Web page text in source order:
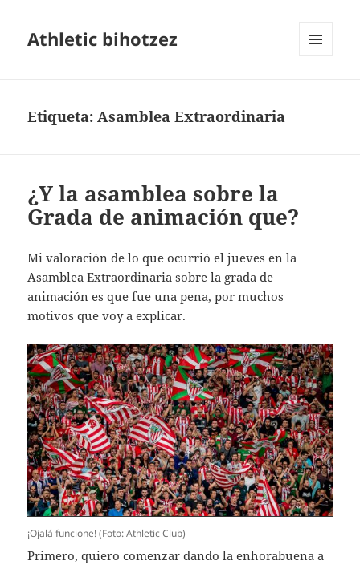
Athletic bihotzez
Etiqueta:Asamblea Extraordinaria
¿Y la asamblea sobre la
Grada de animación que?
Mi valoración de lo que ocurrió el jueves en la
Asamblea Extraordinaria sobre la grada de
animación es que fue una pena, por muchos
motivos que voy a explicar.
¡Ojalá funcione! (Foto: Athletic Club)
Primero, quiero comenzar dando la enhorabuena a